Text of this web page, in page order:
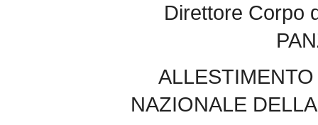
Direttore Corpo
NAZIONALE